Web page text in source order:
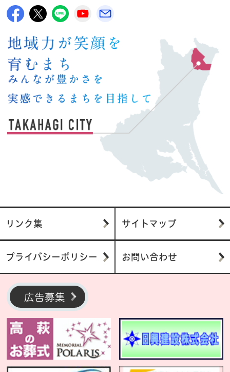
高萩市公式Facebook
高萩市公式X
高萩市公式LINE
高萩市YouTube公式チャンネル
リンク集 サイトマップ
プライバシーポリシー お問い合わせ
広告募集